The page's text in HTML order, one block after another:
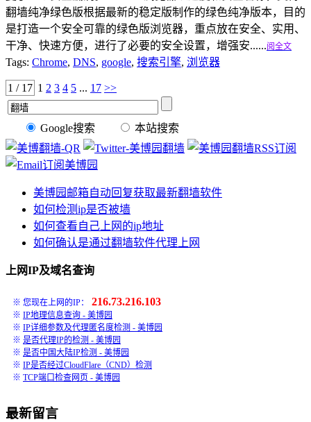
翻墙纯净绿色版根据最新的稳定版制作的绿色纯净版本，目的
是打造一个安全可靠的绿色版浏览器，重点放在安全、实用、
干净、快速方便，进行了必要的安全设置，增强安......阅全文
Tags: Chrome, DNS, google, 搜索引擎, 浏览器
1 / 17 1 2 3 4 5 ... 17 >>
Google搜索 本站搜索
美博园邮箱自动回复获取最新翻墙软件
如何检测ip是否被墙
如何查看自己上网的ip地址
如何确认是通过翻墙软件代理上网
上网IP及域名查询
※ 您现在上网的IP： 216.73.216.103
※ IP地理信息查询 - 美博园
※ IP详细参数及代理匿名度检测 - 美博园
※ 是否代理IP的检测 - 美博园
※ 是否中国大陆IP检测 - 美博园
※ IP是否经过CloudFlare（CND）检测
※ TCP端口检查网页 - 美博园
最新留言